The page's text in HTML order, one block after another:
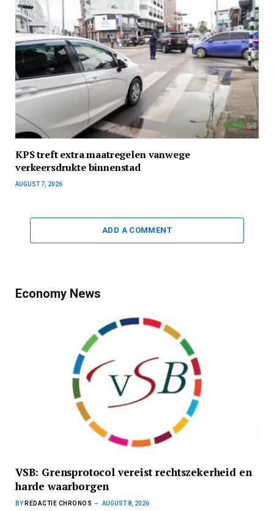
KPS treft extra maatregelen vanwege
verkeersdrukte binnenstad
AUGUST 7, 2026
ADD A COMMENT
Economy News
VSB: Grensprotocol vereist rechtszekerheid en
harde waarborgen
BY REDACTIE CHRONOS AUGUST 8, 2026